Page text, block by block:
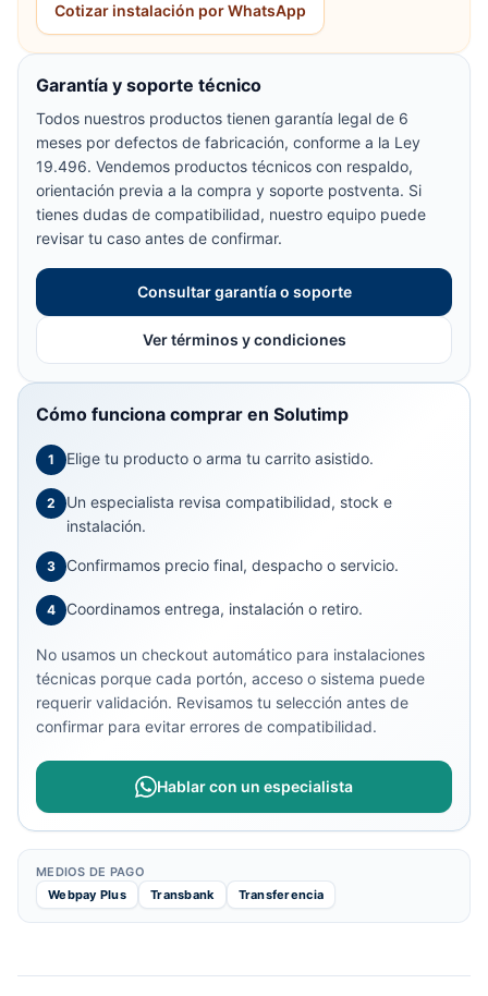
Cotizar instalación por WhatsApp
Garantía y soporte técnico
Todos nuestros productos tienen garantía legal de 6
meses por defectos de fabricación, conforme a la Ley
19.496. Vendemos productos técnicos con respaldo,
orientación previa a la compra y soporte postventa. Si
tienes dudas de compatibilidad, nuestro equipo puede
revisar tu caso antes de confirmar.
Consultar garantía o soporte
Ver términos y condiciones
Cómo funciona comprar en Solutimp
1 Elige tu producto o arma tu carrito asistido.
2
Un especialista revisa compatibilidad, stock e
instalación.
3 Confirmamos precio final, despacho o servicio.
4 Coordinamos entrega, instalación o retiro.
No usamos un checkout automático para instalaciones
técnicas porque cada portón, acceso o sistema puede
requerir validación. Revisamos tu selección antes de
confirmar para evitar errores de compatibilidad.
Hablar con un especialista
MEDIOS DE PAGO
Webpay Plus
Transbank Transferencia